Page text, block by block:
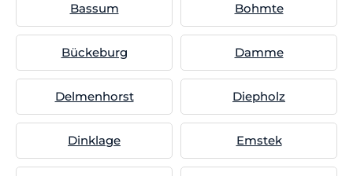
Bassum Bohmte
Bückeburg Damme
Delmenhorst Diepholz
Dinklage Emstek